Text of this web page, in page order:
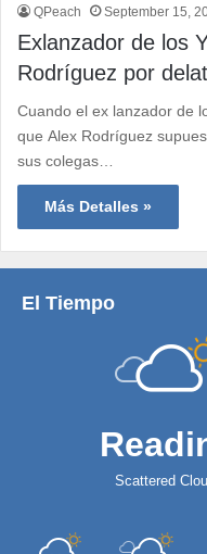
QPeach September 15,
Exlanzador de los
Rodríguez por
Cuando el ex lanzador de
que Alex Rodríguez
sus colegas…
Más Detalles »
El Tiempo
Scattered